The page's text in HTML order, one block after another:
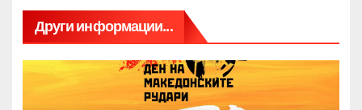
Други информации...